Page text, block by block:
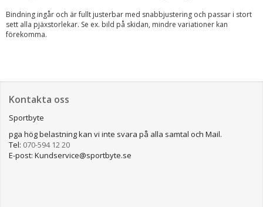
Bindning ingår och är fullt justerbar med snabbjustering och passar i stort
sett alla pjäxstorlekar. Se ex. bild på skidan, mindre variationer kan
förekomma.
Kontakta oss
Sportbyte
pga hög belastning kan vi inte svara på alla samtal och Mail.
Tel: 070-594 12 20
E-post: Kundservice@sportbyte.se